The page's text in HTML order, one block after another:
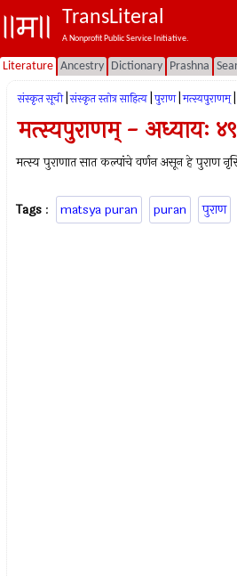
TransLiteral
A Nonprofit Public Service Initiative.
Literature Ancestry Dictionary Prashna
संस्कृत सूची संस्कृत स्तोत्र साहित्य पुराण मत्स्यपुराणम्‌
मत्स्यपुराणम् - अध्यायः ४९
मत्स्य पुराणात सात कल्पांचे वर्णन असून हे पुराण
Tags : matsya puran puran पुराण